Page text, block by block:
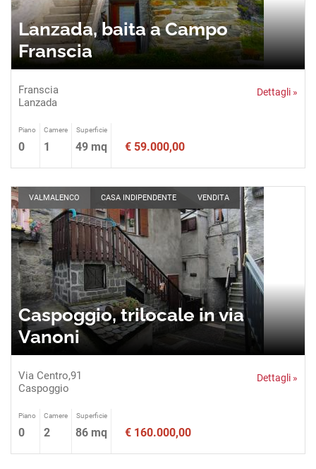
Lanzada, baita a Campo
Franscia
Franscia
Lanzada
Dettagli »
Piano
0
Camere
1
Superficie
49 mq € 59.000,00
VALMALENCO CASA INDIPENDENTE VENDITA
Caspoggio, trilocale in via
Vanoni
Via Centro,91
Caspoggio
Dettagli »
Piano
0
Camere
2
Superficie
86 mq € 160.000,00